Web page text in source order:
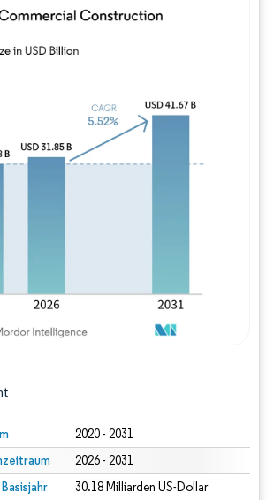
2020 - 2031
2026 - 2031
30.18 Milliarden US-Dollar